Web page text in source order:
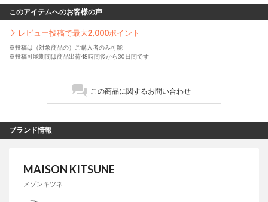
このアイテムへのお客様の声
レビュー投稿で最大2,000ポイント
※投稿は（対象商品の）ご購入者のみ可能
※投稿可能期間は商品出荷48時間後から30日間です
この商品に関するお問い合わせ
ブランド情報
MAISON KITSUNE
メゾンキツネ